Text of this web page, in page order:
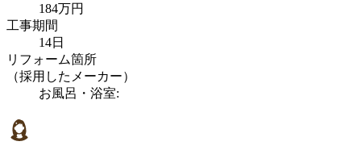
184万円
工事期間
14日
リフォーム箇所
（採用したメーカー）
お風呂・浴室: